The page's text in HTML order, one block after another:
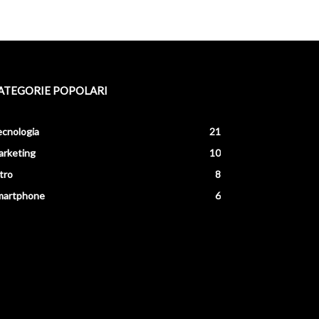
POPOLARI
21
10
8
6